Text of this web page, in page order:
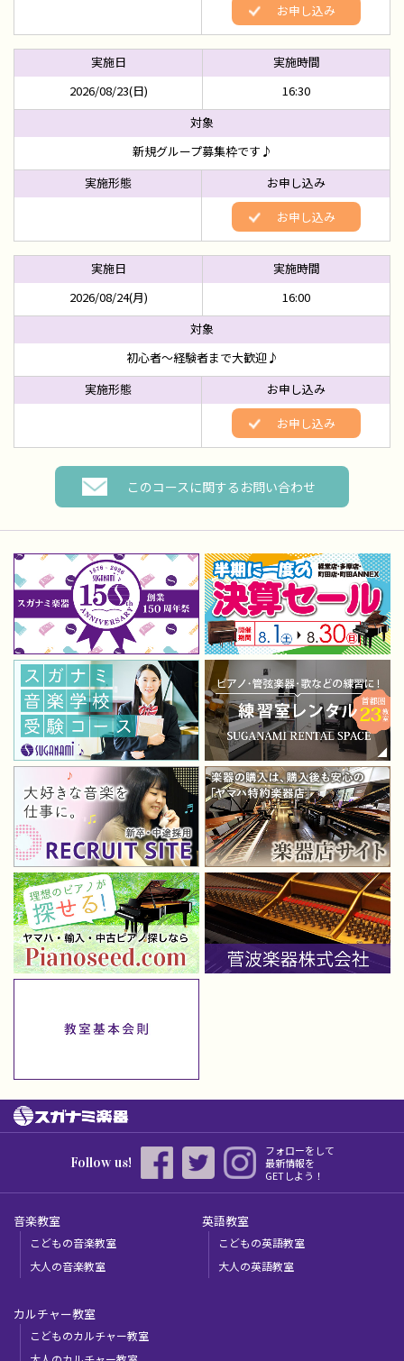
お申し込み
2026/08/23(日) 16:30
新規グループ募集枠です♪
お申し込み
2026/08/24(月) 16:00
初心者～経験者まで大歓迎♪
お申し込み
このコースに関するお問い合わせ
Follow us!
フォローをして
最新情報を
GETしよう！
音楽教室
こどもの音楽教室
大人の音楽教室
英語教室
こどもの英語教室
大人の英語教室
カルチャー教室
こどものカルチャー教室